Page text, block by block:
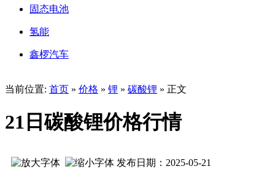
固态电池
氢能
鑫椤汽车
当前位置: 首页 » 价格 » 锂 » 碳酸锂 » 正文
21日碳酸锂价格行情
发布日期：2025-05-21